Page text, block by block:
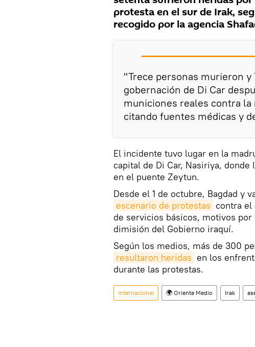
protesta en el sur de Irak,
recogido por la agencia
"Trece personas murieron
gobernación de Di Car
municiones reales contra
citando fuentes médicas y
El incidente tuvo lugar en la
capital de Di Car, Nasiriya,
en el puente Zeytun.
Desde el 1 de octubre, Bagdad y
escenario de protestas contra el
de servicios básicos, motivos
dimisión del Gobierno iraquí.
Según los medios, más de 300
resultaron heridas en los
durante las protestas.
Internacional 🌍 Oriente Medio Irak